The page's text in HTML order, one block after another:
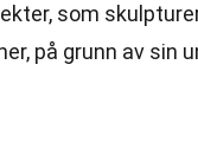
som
på grunn av sin